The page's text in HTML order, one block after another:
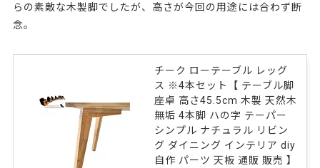
らの素敵な木製脚でしたが、高さが今回の用途には合わず断
念。
チーク ローテーブル レッグ
ス ※4本セット【 テーブル脚
座卓 高さ45.5cm 木製 天然木
無垢 4本脚 ハの字 テーパー
シンプル ナチュラル リビン
グ ダイニング インテリア diy
自作 パーツ 天板 通販 販売 】